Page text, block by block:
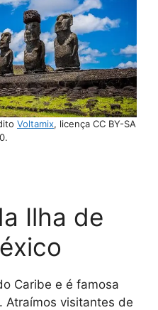
Voltamix, licença CC BY-SA
Ilha de
Caribe e é famosa
Atraímos visitantes de